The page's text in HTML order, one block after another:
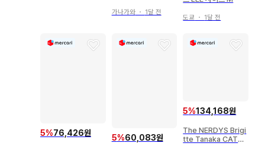
가나가와・ 1달 전
도쿄 ・ 1달 전
5%76,426원
5%60,083원
5%134,168원
The NERDYS Brigi
tte Tanaka CATS